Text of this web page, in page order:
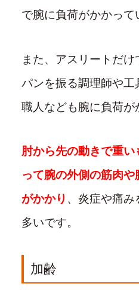
で腕に負荷がかかって
また、アスリートだ
パンを振る調理師や
職人なども腕に負荷が
肘から先の動きで重い
って腕の外側の筋肉
がかかり 、炎症や痛
多いです。
加齢